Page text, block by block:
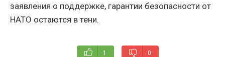
заявления о поддержке, гарантии безопасности от
НАТО остаются в тени.
1 0